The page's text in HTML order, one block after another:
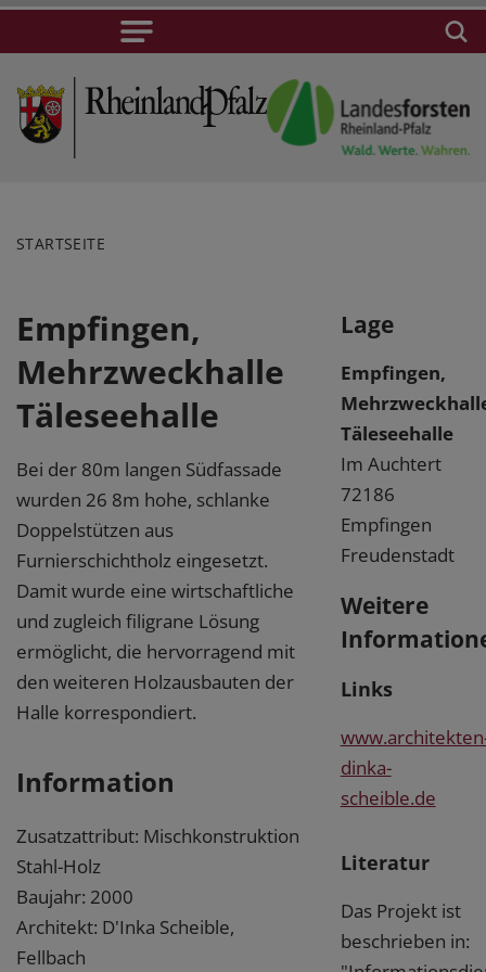
STARTSEITE
Empfingen,
Mehrzweckhalle
Täleseehalle
Bei der 80m langen Südfassade
wurden 26 8m hohe, schlanke
Doppelstützen aus
Furnierschichtholz eingesetzt.
Damit wurde eine wirtschaftliche
und zugleich filigrane Lösung
ermöglicht, die hervorragend mit
den weiteren Holzausbauten der
Halle korrespondiert.
Information
Zusatzattribut: Mischkonstruktion
Stahl-Holz
Baujahr: 2000
Architekt: D'Inka Scheible,
Fellbach
Lage
Empfingen,
Täleseehalle
Im Auchtert
72186
Empfingen
Freudenstadt
Weitere
Links
dinka-
scheible.de
Literatur
Das Projekt ist
beschrieben in: